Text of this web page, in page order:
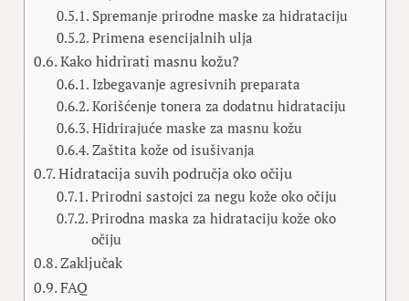
Spremanje prirodne maske za hidrataciju
Primena esencijalnih ulja
Kako hidrirati masnu kožu?
Izbegavanje agresivnih preparata
Korišćenje tonera za dodatnu hidrataciju
Hidrirajuće maske za masnu kožu
Zaštita kože od isušivanja
Hidratacija suvih područja oko očiju
Prirodni sastojci za negu kože oko očiju
Prirodna maska za hidrataciju kože oko
očiju
Zaključak
FAQ